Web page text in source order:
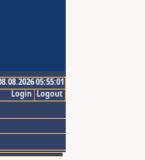
05:55:01
Logout
Login